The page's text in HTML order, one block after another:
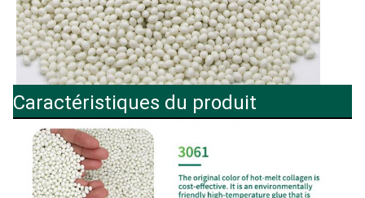
Caractéristiques du produit